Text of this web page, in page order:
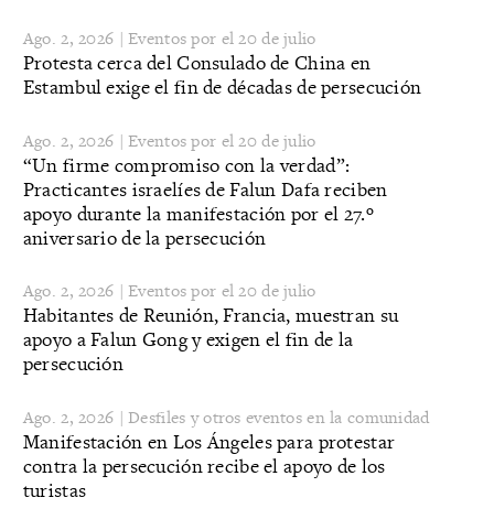
Ago. 2, 2026 | Eventos por el 20 de julio
Protesta cerca del Consulado de China en
Estambul exige el fin de décadas de persecución
Ago. 2, 2026 | Eventos por el 20 de julio
“Un firme compromiso con la verdad”:
Practicantes israelíes de Falun Dafa reciben
apoyo durante la manifestación por el 27.º
aniversario de la persecución
Ago. 2, 2026 | Eventos por el 20 de julio
Habitantes de Reunión, Francia, muestran su
apoyo a Falun Gong y exigen el fin de la
persecución
Ago. 2, 2026 | Desfiles y otros eventos en la comunidad
Manifestación en Los Ángeles para protestar
contra la persecución recibe el apoyo de los
turistas